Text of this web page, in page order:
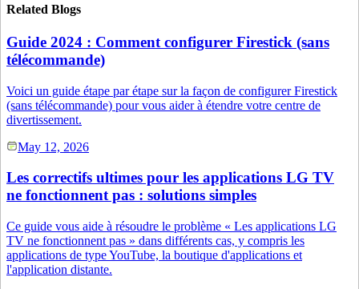
Related Blogs
Guide 2024 : Comment configurer Firestick (sans
télécommande)
Voici un guide étape par étape sur la façon de configurer Firestick
(sans télécommande) pour vous aider à étendre votre centre de
divertissement.
May 12, 2026
Les correctifs ultimes pour les applications LG TV
ne fonctionnent pas : solutions simples
Ce guide vous aide à résoudre le problème « Les applications LG
TV ne fonctionnent pas » dans différents cas, y compris les
applications de type YouTube, la boutique d'applications et
l'application distante.